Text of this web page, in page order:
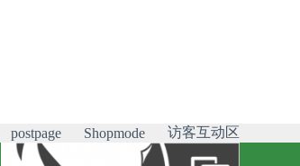
postpage Shopmode 访客互动区